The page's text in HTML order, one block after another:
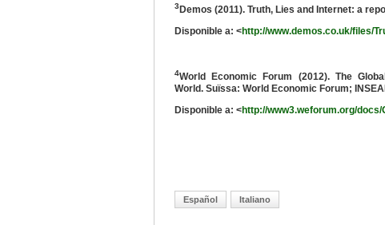
3Demos (2011). Truth, Lies and Internet: a
Disponible a: <http://www.demos.co.uk/files/
4World Economic Forum (2012). The
World. Suïssa: World Economic Forum;
Disponible a: <http://www3.weforum.org/
Español Italiano